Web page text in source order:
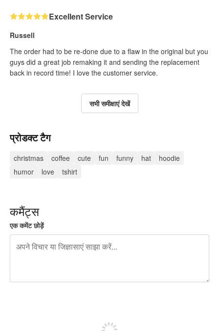
Excellent Service
Russell
The order had to be re-done due to a flaw in the original but you
guys did a great job remaking it and sending the replacement
back in record time! I love the customer service.
सभी समीक्षाएं देखें
प्रोडक्ट टैग
christmas coffee cute fun funny hat
hoodie
humor
love tshirt
कमैंट्स
एक कमेंट छोड़ें